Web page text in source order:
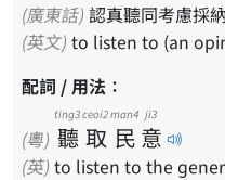
(廣東話) 認真聽同考慮採納
(英文) to listen to (an
配詞 / 用法：
(粵) 聽
ting3
取
ceoi2
民
man4
意
ji3
(英) to listen to the